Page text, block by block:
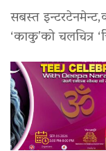
सबस्त
‘काकु’को चलचित्र